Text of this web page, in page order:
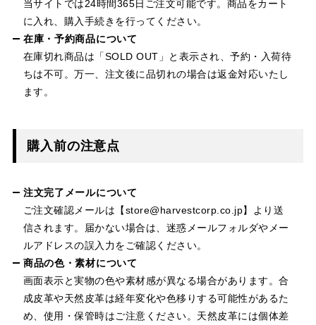
当サイトでは24時間365日ご注文可能です。商品をカート
に入れ、購入手続きを行ってください。
在庫・予約商品について
在庫切れ商品は「SOLD OUT」と表示され、予約・入荷待
ちは不可。万一、注文後に品切れの場合は返金対応いたし
ます。
購入前の注意点
注文完了メールについて
ご注文確認メールは【store@harvestcorp.co.jp】より送
信されます。届かない場合は、迷惑メールフォルダやメー
ルアドレスの誤入力をご確認ください。
商品の色・素材について
画面表示と実物の色や素材感が異なる場合があります。合
成皮革や天然皮革は経年変化や色移りする可能性があるた
め、使用・保管時はご注意ください。天然皮革には個体差